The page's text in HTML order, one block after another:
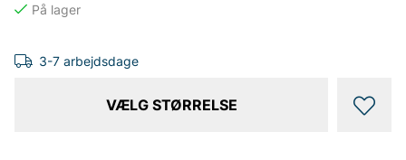
3-7 arbejdsdage
VÆLG STØRRELSE